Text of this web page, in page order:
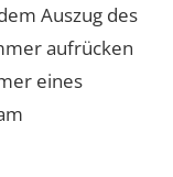
Auszug des
aufrücken
eines